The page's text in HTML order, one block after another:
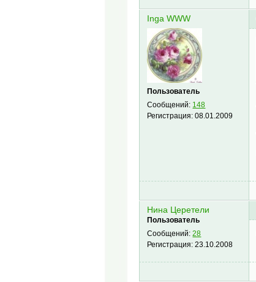
Inga WWW
Пользователь
Сообщений: 148
Регистрация:08.01.2009
Нина Церетели
Пользователь
Сообщений:28
Регистрация:23.10.2008